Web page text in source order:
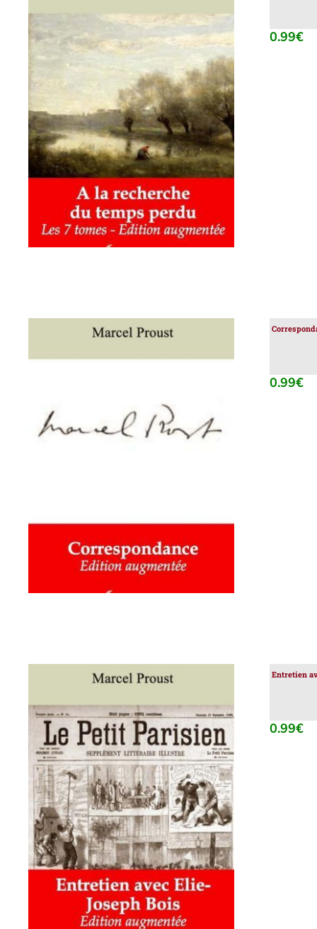
AJOUTER AU PANIER / DÉTAILS
0.99€
0.99€
AJOUTER AU PANIER / DÉTAILS
Entretien
0.99€